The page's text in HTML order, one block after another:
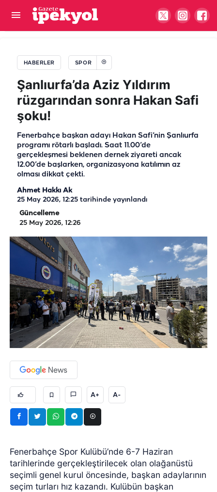
HABERLER SPOR
Şanlıurfa’da Aziz Yıldırım
rüzgarından sonra Hakan Safi
şoku!
Fenerbahçe başkan adayı Hakan Safi’nin Şanlıurfa
programı rötarlı başladı. Saat 11.00’de
gerçekleşmesi beklenen dernek ziyareti ancak
12.00’de başlarken, organizasyona katılımın az
olması dikkat çekti.
Ahmet Hakkı Ak
25 May 2026, 12:25 tarihinde yayınlandı
Güncelleme
25 May 2026, 12:26
A+ A-
Fenerbahçe Spor Kulübü’nde 6-7 Haziran
tarihlerinde gerçekleştirilecek olan olağanüstü
seçimli genel kurul öncesinde, başkan adaylarının
seçim turları hız kazandı. Kulübün başkan
Şanlıurfaspor'dan gizem dolu paylaşım! "Eve dön"